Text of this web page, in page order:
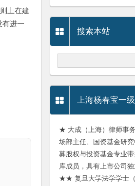
上在建
有进一
搜索本站
上海杨春宝一
★ 大成（上海）律师事
场部主任、国资基金研
募股权与投资基金专业
库成员，具有上市公司独
★★ 复旦大学法学学士